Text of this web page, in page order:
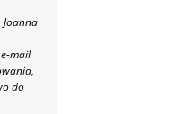
mail
do